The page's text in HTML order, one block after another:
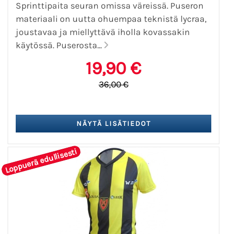
Sprinttipaita seuran omissa väreissä. Puseron
materiaali on uutta ohuempaa teknistä lycraa,
joustavaa ja miellyttävä iholla kovassakin
käytössä. Puserosta...
19,90 €
36,00 €
Loppuerä edullisesti